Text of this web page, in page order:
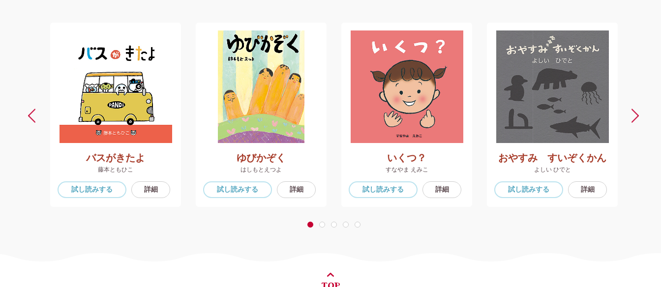
バスがきたよ
藤本ともひこ
試し読みする 詳細
ゆびかぞく
はしもとえつよ
試し読みする 詳細
いくつ？
すなやま えみこ
試し読みする 詳細
おやすみ すいぞくかん
よしい ひでと
試し読みする 詳細
1 2 3 4 5